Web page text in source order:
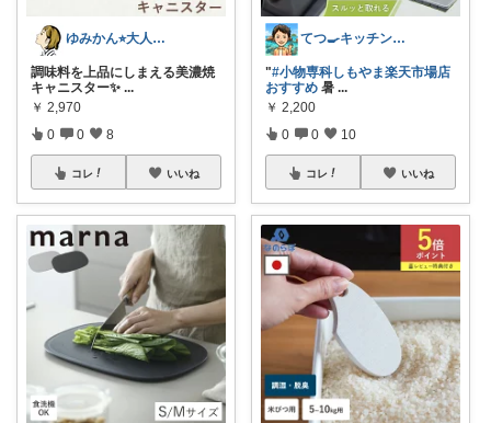
ゆみかん⭐︎大人の暮らし研究室
調味料を上品にしまえる美濃焼
キャニスター✨ ...
￥ 2,970
0 0 8
コレ いいね
てつ🍳キッチンアイテム｜アイコン変更
"#小物専科しもやま楽天市場店
おすすめ 暑 ...
￥ 2,200
0 0 10
コレ いいね